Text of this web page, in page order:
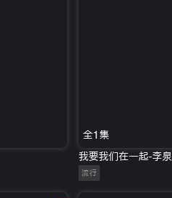
全1集
我要我们在一起-李泉
流行